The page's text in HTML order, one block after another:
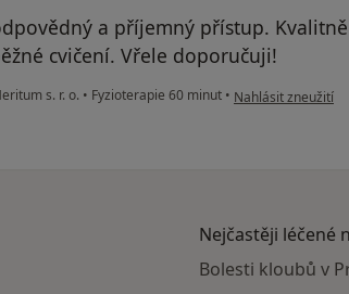
a příjemný přístup. Kvalitně
cvičení. Vřele doporučuji!
s. r. o. • Fyzioterapie 60 minut • podle názoru
Nahlásit zneužití
Nejčastěji léčené
Bolesti kloubů v